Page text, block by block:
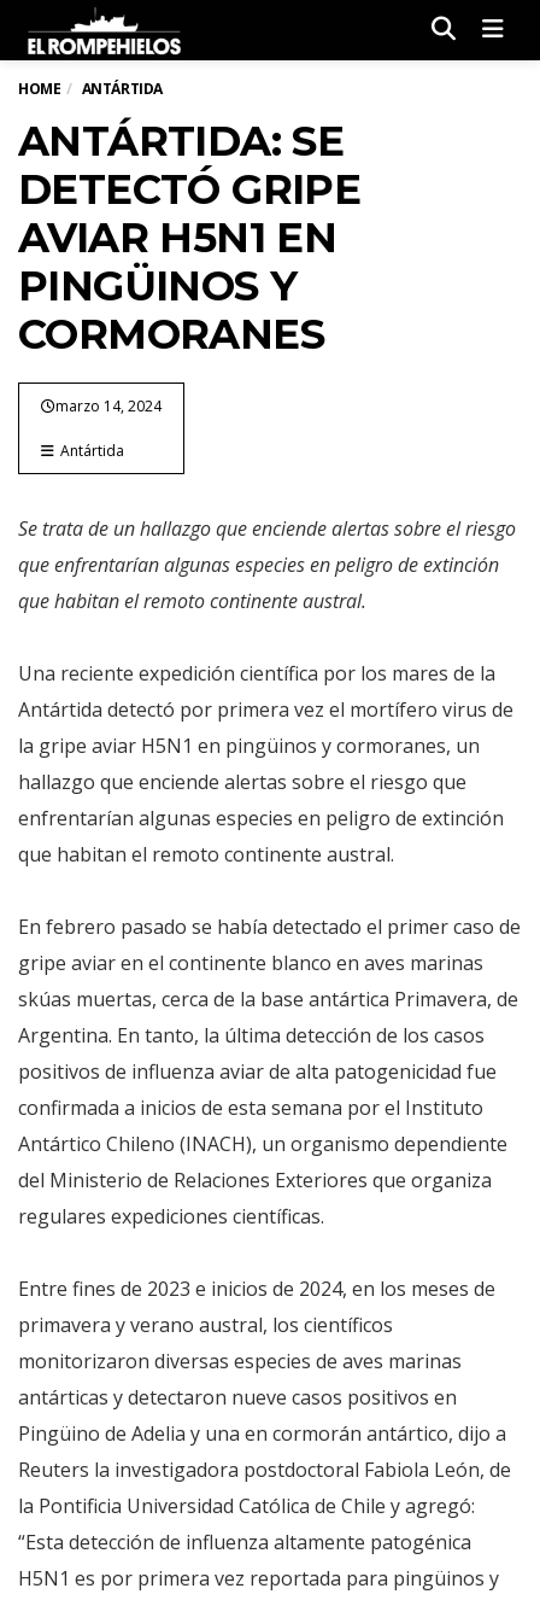
HOME ANTÁRTIDA
ANTÁRTIDA: SE
DETECTÓ GRIPE
AVIAR H5N1 EN
PINGÜINOS Y
CORMORANES
marzo 14, 2024
Antártida
Se trata de un hallazgo que enciende alertas sobre el riesgo
que enfrentarían algunas especies en peligro de extinción
que habitan el remoto continente austral.
Una reciente expedición científica por los mares de la
Antártida detectó por primera vez el mortífero virus de
la gripe aviar H5N1 en pingüinos y cormoranes, un
hallazgo que enciende alertas sobre el riesgo que
enfrentarían algunas especies en peligro de extinción
que habitan el remoto continente austral.
En febrero pasado se había detectado el primer caso de
gripe aviar en el continente blanco en aves marinas
skúas muertas, cerca de la base antártica Primavera, de
Argentina. En tanto, la última detección de los casos
positivos de influenza aviar de alta patogenicidad fue
confirmada a inicios de esta semana por el Instituto
Antártico Chileno (INACH), un organismo dependiente
del Ministerio de Relaciones Exteriores que organiza
regulares expediciones científicas.
Entre fines de 2023 e inicios de 2024, en los meses de
primavera y verano austral, los científicos
monitorizaron diversas especies de aves marinas
antárticas y detectaron nueve casos positivos en
Pingüino de Adelia y una en cormorán antártico, dijo a
Reuters la investigadora postdoctoral Fabiola León, de
la Pontificia Universidad Católica de Chile y agregó:
“Esta detección de influenza altamente patogénica
H5N1 es por primera vez reportada para pingüinos y